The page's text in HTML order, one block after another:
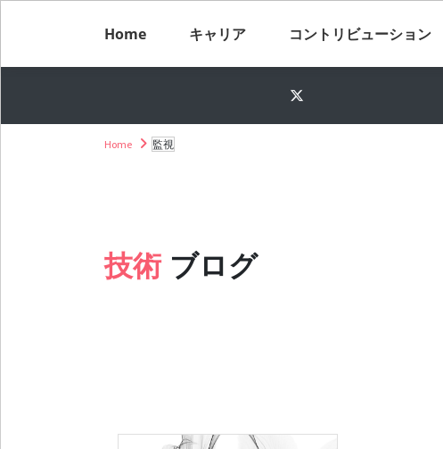
Home キャリア コントリビューション
Home 監視
技術 ブログ